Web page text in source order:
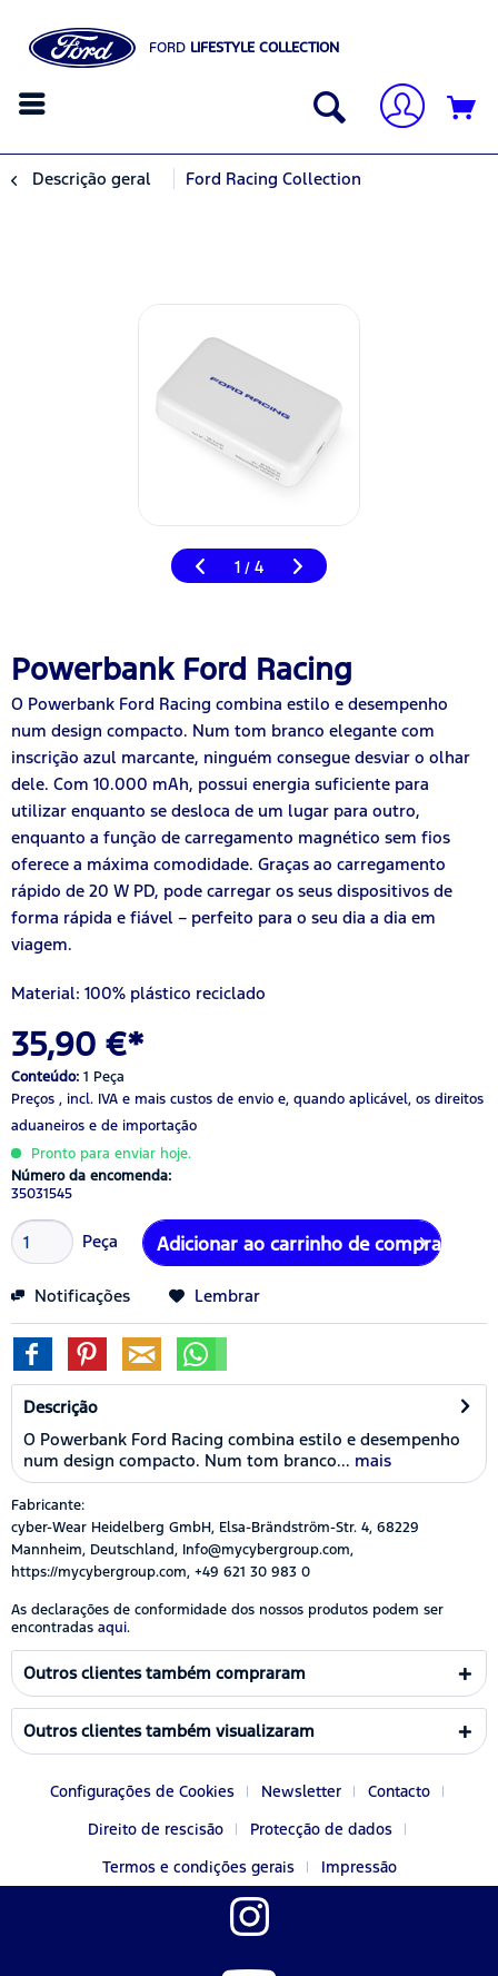
FORD LIFESTYLE COLLECTION
Descrição geral Ford Racing Collection
1 / 4
Powerbank Ford Racing
O Powerbank Ford Racing combina estilo e desempenho
num design compacto. Num tom branco elegante com
inscrição azul marcante, ninguém consegue desviar o olhar
dele. Com 10.000 mAh, possui energia suficiente para
utilizar enquanto se desloca de um lugar para outro,
enquanto a função de carregamento magnético sem fios
oferece a máxima comodidade. Graças ao carregamento
rápido de 20 W PD, pode carregar os seus dispositivos de
forma rápida e fiável – perfeito para o seu dia a dia em
viagem.
Material: 100% plástico reciclado
35,90 €*
Conteúdo: 1 Peça
Preços , incl. IVA e mais custos de envio e, quando aplicável, os direitos
aduaneiros e de importação
Pronto para enviar hoje.
Número da encomenda:
35031545
Peça Adicionar ao carrinho de compras
Notificações Lembrar
Descrição
O Powerbank Ford Racing combina estilo e desempenho
num design compacto. Num tom branco... mais
Fabricante:
cyber-Wear Heidelberg GmbH, Elsa-Brändström-Str. 4, 68229
Mannheim, Deutschland, Info@mycybergroup.com,
https://mycybergroup.com, +49 621 30 983 0
As declarações de conformidade dos nossos produtos podem ser
encontradas aqui.
Outros clientes também compraram
Outros clientes também visualizaram
Configurações de Cookies Newsletter
Contacto
Direito de rescisão
Protecção de dados
Termos e condições gerais
Impressão